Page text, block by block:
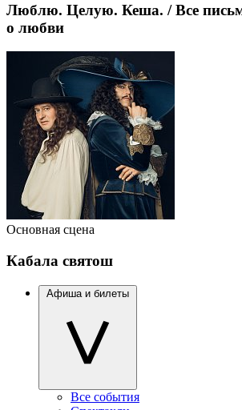
Люблю. Целую. Кеша. / Все
о любви
Основная сцена
Кабала святош
Афиша и билеты
Все события